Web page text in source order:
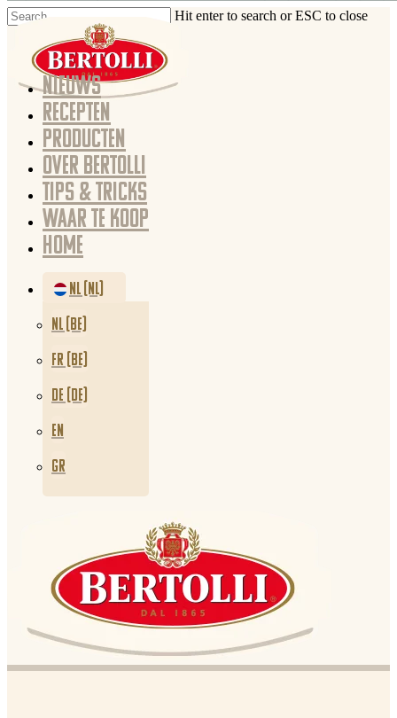
Hit enter to search or ESC to close
NIEUWS
RECEPTEN
PRODUCTEN
OVER BERTOLLI
TIPS & TRICKS
WAAR TE KOOP
HOME
NL (NL)
NL (BE)
FR (BE)
DE (DE)
EN
GR